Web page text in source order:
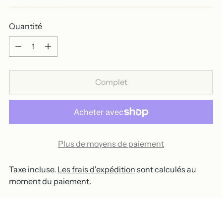
Quantité
Quantité
Complet
Plus de moyens de paiement
Taxe incluse. Les frais d'expédition sont calculés au
moment du paiement.